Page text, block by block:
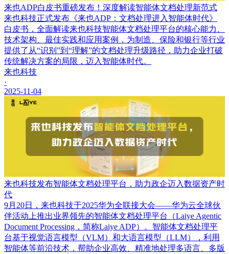
来也ADP白皮书重磅发布！深度解读智能体文档处理新范式
来也科技正式发布《来也ADP：文档处理进入智能体时代》
白皮书，全面解读来也科技智能体文档处理平台的核心能力、
技术架构、最佳实践和应用案例，为制造、保险和银行等行业
提供了从“识别”到“理解”的文档处理升级路径，助力企业打破
传统解决方案的局限，迈入智能体时代。
来也科技
·
2025-11-04
来也科技发布智能体文档处理平台，助力政企迈入数据资产时
代
9月20日，来也科技于2025华为全联接大会——华为云全球伙
伴活动上推出业界领先的智能体文档处理平台（Laiye Agentic
Document Processing，简称Laiye ADP）。智能体文档处理平
台基于视觉语言模型（VLM）和大语言模型（LLM），利用
智能体等前沿技术，帮助企业高效、精准地处理多语言、多版